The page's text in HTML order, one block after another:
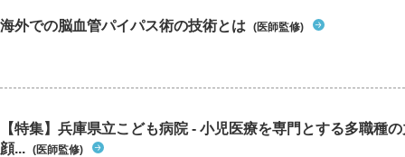
海外での脳血管パイパス術の技術とは (医師監修)
【特集】兵庫県立こども病院 - 小児医療を専門とする多職種
顔... (医師監修)